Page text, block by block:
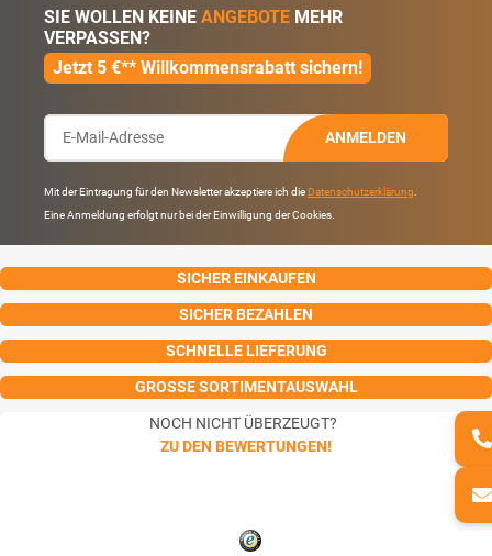
SIE WOLLEN KEINE ANGEBOTE MEHR
VERPASSEN?
Jetzt 5 €** Willkommensrabatt sichern!
ANMELDEN
Mit der Eintragung für den Newsletter akzeptiere ich die Datenschutzerklärung
Eine Anmeldung erfolgt nur bei der Einwilligung der Cookies.
SICHER EINKAUFEN
SICHER BEZAHLEN
SCHNELLE LIEFERUNG
GROSSE SORTIMENTAUSWAHL
NOCH NICHT ÜBERZEUGT?
ZU DEN BEWERTUNGEN!